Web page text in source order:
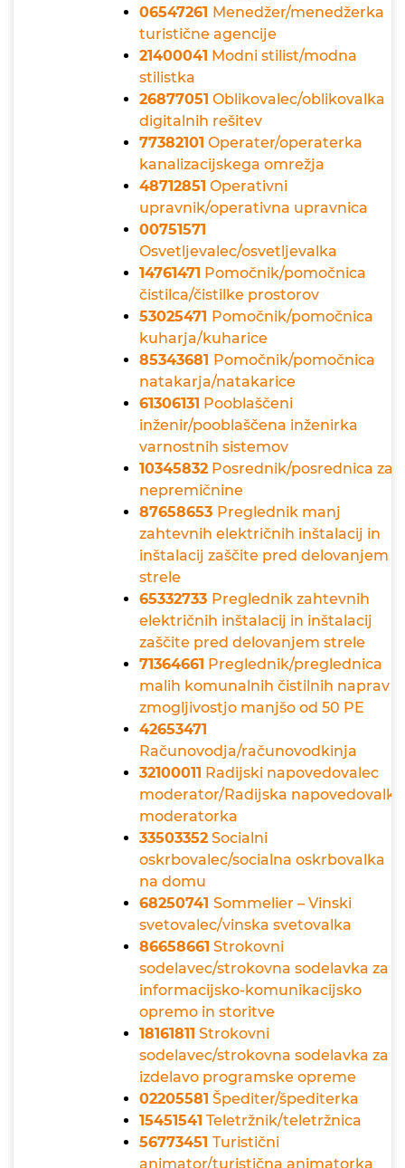
06547261 Menedžer/menedžerka
turistične agencije
21400041 Modni stilist/modna
stilistka
26877051 Oblikovalec/oblikovalka
digitalnih rešitev
77382101 Operater/operaterka
kanalizacijskega omrežja
48712851 Operativni
upravnik/operativna upravnica
00751571
Osvetljevalec/osvetljevalka
14761471 Pomočnik/pomočnica
čistilca/čistilke prostorov
53025471 Pomočnik/pomočnica
kuharja/kuharice
85343681 Pomočnik/pomočnica
natakarja/natakarice
61306131 Pooblaščeni
inženir/pooblaščena inženirka
varnostnih sistemov
10345832 Posrednik/posrednica za
nepremičnine
87658653 Preglednik manj
zahtevnih električnih inštalacij in
inštalacij zaščite pred delovanjem
strele
65332733 Preglednik zahtevnih
električnih inštalacij in inštalacij
zaščite pred delovanjem strele
71364661 Preglednik/preglednica
malih komunalnih čistilnih naprav z
zmogljivostjo manjšo od 50 PE
42653471
Računovodja/računovodkinja
32100011 Radijski napovedovalec
moderator/Radijska napovedovalka
moderatorka
33503352 Socialni
oskrbovalec/socialna oskrbovalka
na domu
68250741 Sommelier – Vinski
svetovalec/vinska svetovalka
86658661 Strokovni
sodelavec/strokovna sodelavka za
informacijsko-komunikacijsko
opremo in storitve
18161811 Strokovni
sodelavec/strokovna sodelavka za
izdelavo programske opreme
02205581 Špediter/špediterka
15451541 Teletržnik/teletržnica
56773451 Turistični
animator/turistična animatorka